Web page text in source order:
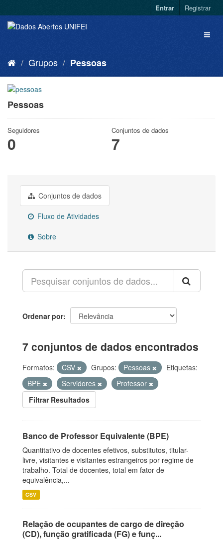
Entrar Registrar
Grupos Pessoas
Pessoas
Seguidores
0
Conjuntos de dados
7
Conjuntos de dados
Fluxo de Atividades
Sobre
Ordenar por
7 conjuntos de dados encontrados
Formatos: CSV Grupos: Pessoas
Etiquetas:
BPE
Servidores
Professor
Filtrar Resultados
Banco de Professor Equivalente (BPE)
Quantitativo de docentes efetivos, substitutos, titular-
livre, visitantes e visitantes estrangeiros por regime de
trabalho. Total de docentes, total em fator de
equivalência,...
CSV
Relação de ocupantes de cargo de direção
(CD), função gratificada (FG) e funç...